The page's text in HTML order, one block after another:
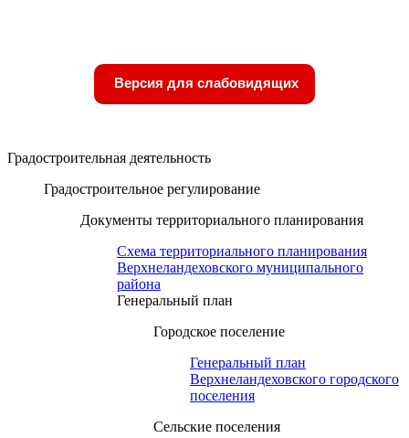
Версия для слабовидящих
Градостроительная деятельность
Градостроительное регулирование
Документы территориального планирования
Схема территориального планирования
Верхнеландеховского муниципального
района
Генеральный план
Городское поселение
Генеральный план
Верхнеландеховского городского
поселения
Сельские поселения